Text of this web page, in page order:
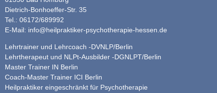
Dietrich-Bonhoeffer-Str. 35
Tel.: 06172/689992
E-Mail: info@heilpraktiker-psychotherapie-hessen.de
Lehrtrainer und Lehrcoach -DVNLP/Berlin
Lehrtherapeut und NLPt-Ausbilder -DGNLPT/Berlin
Master Trainer IN Berlin
Coach-Master Trainer ICI Berlin
Heilpraktiker eingeschränkt für Psychotherapie